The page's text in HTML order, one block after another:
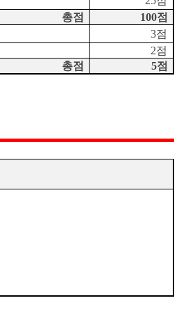
총점
100점
3점
2점
총점
5점